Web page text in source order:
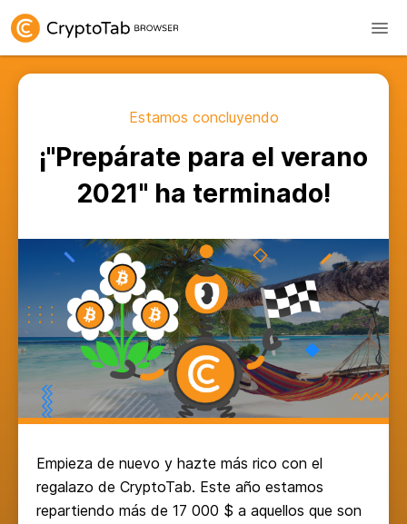
Estamos concluyendo
¡"Prepárate para el verano
2021" ha terminado!
Empieza de nuevo y hazte más rico con el
regalazo de CryptoTab. Este año estamos
repartiendo más de 17 000 $ a aquellos que son